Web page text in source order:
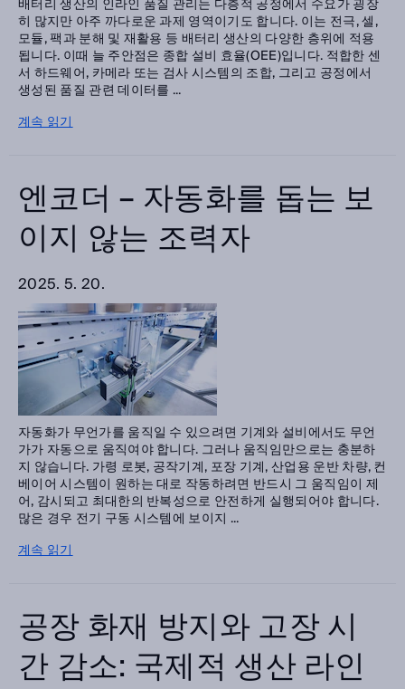
배터리 생산의 인라인 품질 관리는 다층적 공정에서 수요가 굉장
히 많지만 아주 까다로운 과제 영역이기도 합니다. 이는 전극, 셀,
모듈, 팩과 분해 및 재활용 등 배터리 생산의 다양한 층위에 적용
됩니다. 이때 늘 주안점은 종합 설비 효율(OEE)입니다. 적합한 센
서 하드웨어, 카메라 또는 검사 시스템의 조합, 그리고 공정에서
생성된 품질 관련 데이터를 ...
계속 읽기
엔코더 – 자동화를 돕는 보
이지 않는 조력자
2025. 5. 20.
자동화가 무언가를 움직일 수 있으려면 기계와 설비에서도 무언
가가 자동으로 움직여야 합니다. 그러나 움직임만으로는 충분하
지 않습니다. 가령 로봇, 공작기계, 포장 기계, 산업용 운반 차량, 컨
베이어 시스템이 원하는 대로 작동하려면 반드시 그 움직임이 제
어, 감시되고 최대한의 반복성으로 안전하게 실행되어야 합니다.
많은 경우 전기 구동 시스템에 보이지 ...
계속 읽기
공장 화재 방지와 고장 시
간 감소: 국제적 생산 라인